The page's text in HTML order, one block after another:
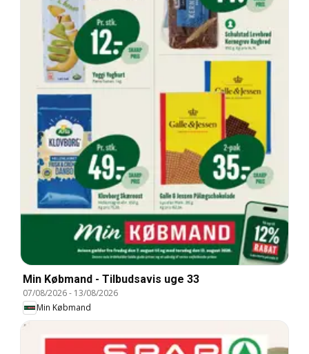
Min Købmand - Tilbudsavis uge 33
07/08/2026- 13/08/2026
Min Købmand